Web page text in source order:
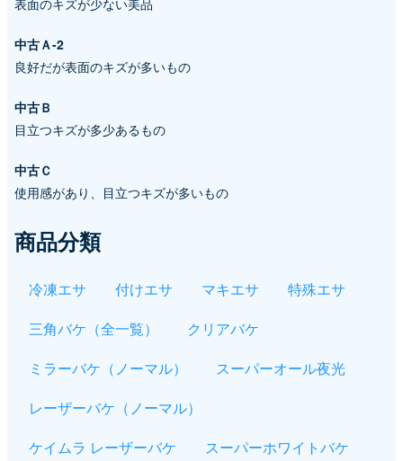
表面のキズが少ない美品
中古Ａ-2
良好だが表面のキズが多いもの
中古Ｂ
目立つキズが多少あるもの
中古Ｃ
使用感があり、目立つキズが多いもの
商品分類
冷凍エサ 付けエサ マキエサ
特殊エサ
三角バケ（全一覧）
クリアバケ
ミラーバケ（ノーマル）
スーパーオール夜光
レーザーバケ（ノーマル）
ケイムラ レーザーバケ
スーパーホワイトバケ